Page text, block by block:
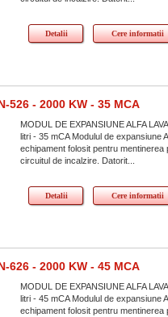
Detalii Cere informatii
526 - 2000 KW - 35 MCA
MODUL DE EXPANSIUNE ALFA
litri - 35 mCA Modulul de expansiune
echipament folosit pentru
circuitul de incalzire. Datorit...
Detalii Cere informatii
626 - 2000 KW - 45 MCA
MODUL DE EXPANSIUNE ALFA
litri - 45 mCA Modulul de expansiune
echipament folosit pentru